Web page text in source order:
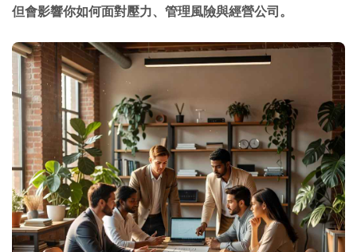
但會影響你如何面對壓力、管理風險與經營公司。